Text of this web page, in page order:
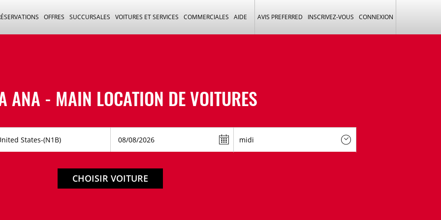
OFFRES SUCCURSALES VOITURES ET SERVICES COMMERCIALES AIDE AVIS PREFERRED INSCRIVEZ-VOUS CONNEXION
ANA - MAIN LOCATION DE VOITURES
CHOISIR VOITURE